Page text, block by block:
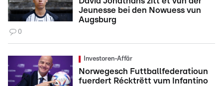
Jeunesse bei den Nowuess vun
Augsburg
0
Investoren-Affär
Norwegesch Futtballfederatioun
fuerdert Récktrëtt vum Infantino